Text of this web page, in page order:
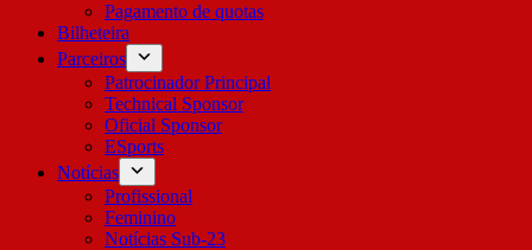
Pagamento de quotas
Bilheteira
Parceiros
Patrocinador Principal
Technical Sponsor
Oficial Sponsor
ESports
Notícias
Profissional
Feminino
Notícias Sub-23